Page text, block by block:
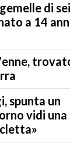
di sei
a 14
spunta un
vidi una